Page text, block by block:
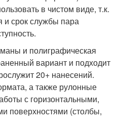
в чистом виде, т.к.
и срок службы пара
и полиграфическая
вариант и подходит
20+ нанесений.
а также рулонные
с горизонтальными,
поверхностями (столбы,